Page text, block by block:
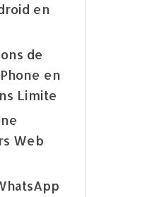
en
de
en
Limite
Web